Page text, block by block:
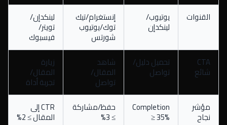
القنوات يوتيوب/
لينكدإن
إنستغرام/تيك
توك/يوتيوب
شورتس
لينكدإن/
تويتر/
فيسبوك
CTA
شائع
تحميل دليل/
تواصل
شاهد
المقال/
تواصل
زيارة
المقال/
تجربة أداة
مؤشر
نجاح
Completion
≥ 35%
حفظ/مشاركة
≥ 3%
CTR إلى
المقال ≥ 2%